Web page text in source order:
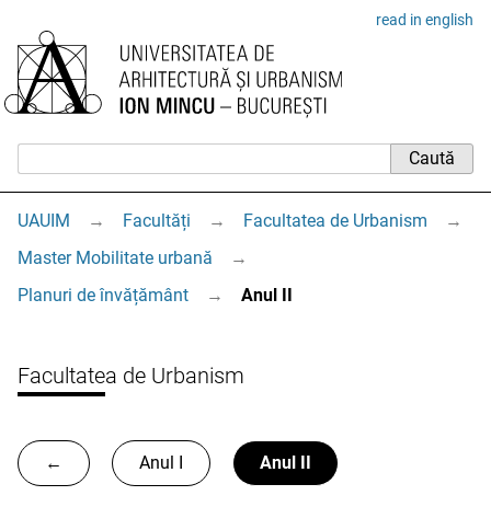
read in english
UAUIM → Facultăți → Facultatea de Urbanism
→
Master Mobilitate urbană
→
Planuri de învățământ
→ Anul II
Facultatea de Urbanism
← Anul I Anul II